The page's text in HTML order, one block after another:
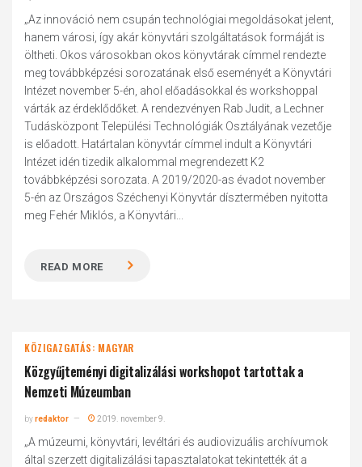
„Az innováció nem csupán technológiai megoldásokat jelent,
hanem városi, így akár könyvtári szolgáltatások formáját is
öltheti. Okos városokban okos könyvtárak címmel rendezte
meg továbbképzési sorozatának első eseményét a Könyvtári
Intézet november 5-én, ahol előadásokkal és workshoppal
várták az érdeklődőket. A rendezvényen Rab Judit, a Lechner
Tudásközpont Települési Technológiák Osztályának vezetője
is előadott. Határtalan könyvtár címmel indult a Könyvtári
Intézet idén tizedik alkalommal megrendezett K2
továbbképzési sorozata. A 2019/2020-as évadot november
5-én az Országos Széchenyi Könyvtár dísztermében nyitotta
meg Fehér Miklós, a Könyvtári...
READ MORE
KÖZIGAZGATÁS: MAGYAR
Közgyűjteményi digitalizálási workshopot tartottak a
Nemzeti Múzeumban
byredaktor 2019. november 9.
„A múzeumi, könyvtári, levéltári és audiovizuális archívumok
által szerzett digitalizálási tapasztalatokat tekintették át a